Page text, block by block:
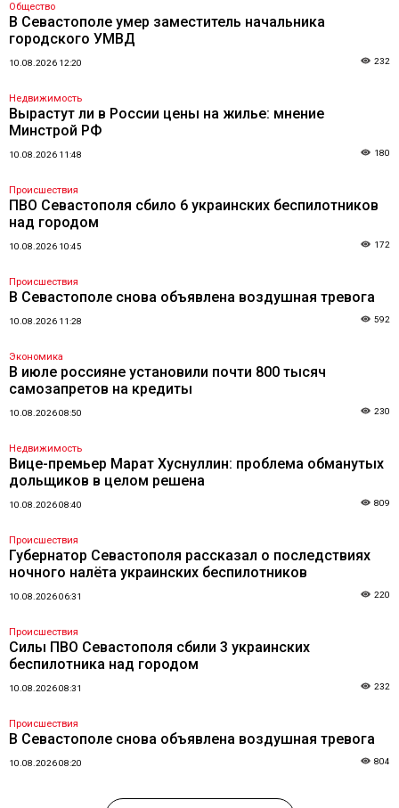
Общество
В Севастополе умер заместитель начальника
городского УМВД
10.08.2026 12:20 232
Недвижимость
Вырастут ли в России цены на жилье: мнение
Минстрой РФ
10.08.2026 11:48 180
Происшествия
ПВО Севастополя сбило 6 украинских беспилотников
над городом
10.08.2026 10:45 172
Происшествия
В Севастополе снова объявлена воздушная тревога
10.08.2026 11:28 592
Экономика
В июле россияне установили почти 800 тысяч
самозапретов на кредиты
10.08.2026 08:50 230
Недвижимость
Вице-премьер Марат Хуснуллин: проблема обманутых
дольщиков в целом решена
10.08.2026 08:40 809
Происшествия
Губернатор Севастополя рассказал о последствиях
ночного налёта украинских беспилотников
10.08.2026 06:31 220
Происшествия
Силы ПВО Севастополя сбили 3 украинских
беспилотника над городом
10.08.2026 08:31 232
Происшествия
В Севастополе снова объявлена воздушная тревога
10.08.2026 08:20 804